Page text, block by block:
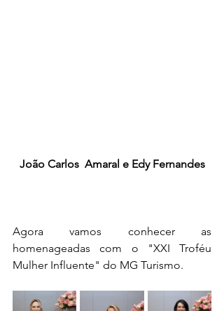
João Carlos  Amaral e Edy Fernandes
Agora vamos conhecer as
homenageadas com o "XXI Troféu
Mulher Influente" do MG Turismo.